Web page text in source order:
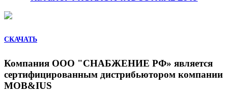
СКАЧАТЬ
Компания ООО "СНАБЖЕНИЕ РФ» является
сертифицированным дистрибьютором компании
MOB&IUS